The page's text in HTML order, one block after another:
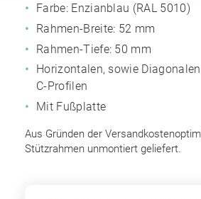
Farbe: Enzianblau (RAL 5010)
Rahmen-Breite: 52 mm
Rahmen-Tiefe: 50 mm
Horizontalen, sowie
C-Profilen
Mit Fußplatte
Aus Gründen der
Stützrahmen unmontiert geliefert.